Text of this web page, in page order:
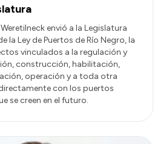
envió a la Legislatura
la Ley de Puertos de Río Negro, la
vinculados a la regulación y
construcción, habilitación,
operación y a toda otra
con los puertos
se creen en el futuro.